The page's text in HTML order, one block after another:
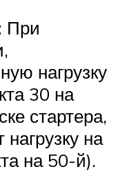
При
нагрузку
30 на
стартера,
нагрузку на
на 50-й).